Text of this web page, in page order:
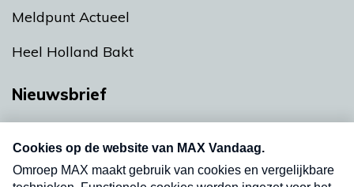
Meldpunt Actueel
Heel Holland Bakt
Nieuwsbrief
Neem hier een gratis abonnement op onze
nieuwsbrief. Elke vrijdag- en dinsdagochtend in
uw mailbox.